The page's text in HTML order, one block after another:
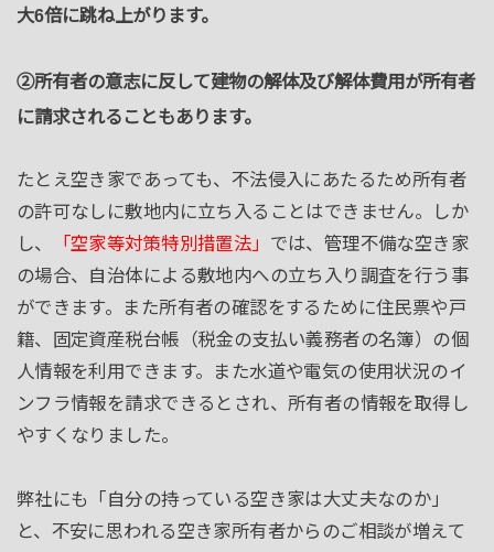
大6倍に跳ね上がります。
②所有者の意志に反して建物の解体及び解体費用が所有者
に請求されることもあります。
たとえ空き家であっても、不法侵入にあたるため所有者
の許可なしに敷地内に立ち入ることはできません。しか
し、
「空家等対策特別措置法」 では、管理不備な空き家
の場合、自治体による敷地内への立ち入り調査を行う事
ができます。また所有者の確認をするために住民票や戸
籍、固定資産税台帳（税金の支払い義務者の名簿）の個
人情報を利用できます。また水道や電気の使用状況のイ
ンフラ情報を請求できるとされ、所有者の情報を取得し
やすくなりました。
弊社にも「自分の持っている空き家は大丈夫なのか」
と、不安に思われる空き家所有者からのご相談が増えて